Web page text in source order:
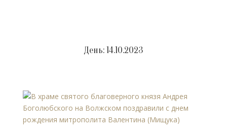
День:14.10.2023